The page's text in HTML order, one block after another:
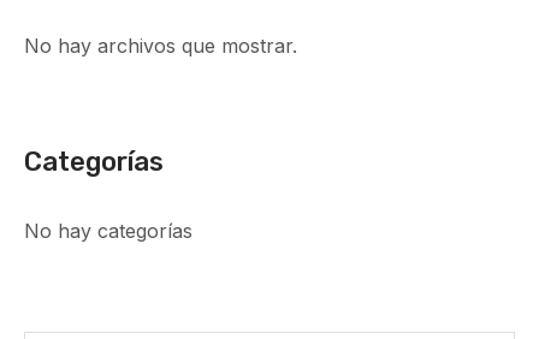
No hay archivos que mostrar.
Categorías
No hay categorías